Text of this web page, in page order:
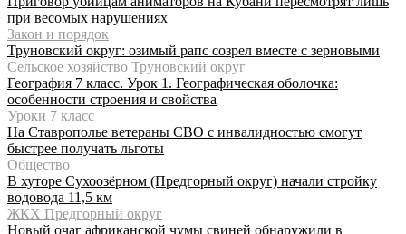
при весомых нарушениях
Закон и порядок
Труновский округ: озимый рапс созрел вместе с зерновыми
Сельское хозяйство Труновский округ
География 7 класс. Урок 1. Географическая оболочка:
особенности строения и свойства
Уроки 7 класс
На Ставрополье ветераны СВО с инвалидностью смогут
быстрее получать льготы
Общество
В хуторе Сухоозёрном (Предгорный округ) начали стройку
водовода 11,5 км
ЖКХ Предгорный округ
Новый очаг африканской чумы свиней обнаружили в